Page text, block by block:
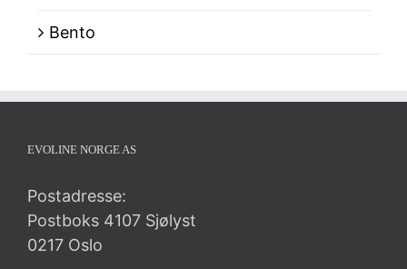
Bento
EVOLINE NORGE AS
Postadresse:
Postboks 4107 Sjølyst
0217 Oslo